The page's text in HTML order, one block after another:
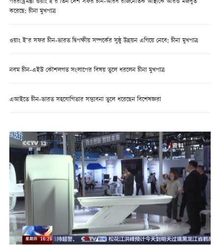
করেছে: চীনা মুখপাত্র
ওয়াং ই’র সফর চীন-ভারত দ্বিপক্ষীয় সম্পর্কের সুষ্ঠু উন্নয়ন এগিয়ে নেবে: চীনা মুখপাত্র
নবম চীন-এইউ কৌশলগত সংলাপের বিষয় তুলে ধরলেন চীনা মুখপাত্র
এআইতে চীন-ভারত সহযোগিতার সম্ভাবনা তুলে ধরেছেন বিশেষজ্ঞরা